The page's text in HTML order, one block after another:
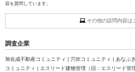
容を質問しています。
その他の設問内容は
調査企業
旭化成不動産コミュニティ | 穴吹コミュニティ | あなぶ
コミュニティ | エスリード建物管理（旧：エスリード管